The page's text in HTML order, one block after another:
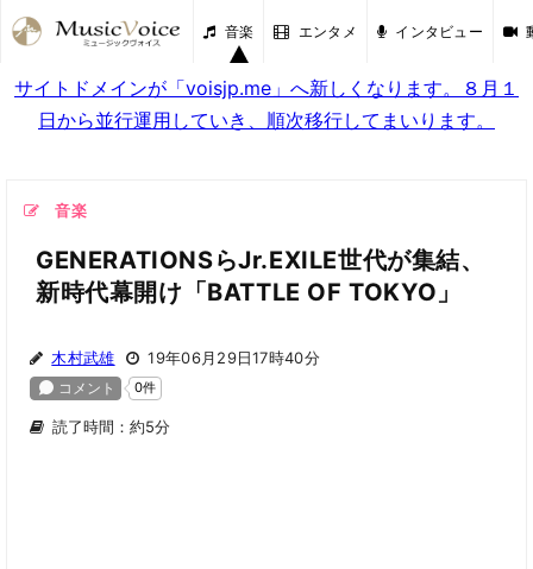
音楽 エンタメ インタビュー
サイトドメインが「voisjp.me」へ新しくなります。８月１
日から並行運用していき、順次移行してまいります。
音楽
GENERATIONSらJr.EXILE世代が集結、
新時代幕開け「BATTLE OF TOKYO」
木村武雄 19年06月29日17時40分
読了時間：約5分